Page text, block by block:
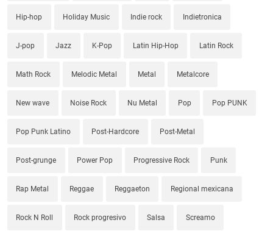
Hip-hop Holiday Music Indie rock Indietronica
J-pop Jazz K-Pop Latin Hip-Hop Latin Rock
Math Rock Melodic Metal Metal Metalcore
New wave Noise Rock Nu Metal Pop Pop PUNK
Pop Punk Latino Post-Hardcore Post-Metal
Post-grunge Power Pop Progressive Rock Punk
Rap Metal Reggae Reggaeton Regional mexicana
Rock N Roll Rock progresivo Salsa Screamo